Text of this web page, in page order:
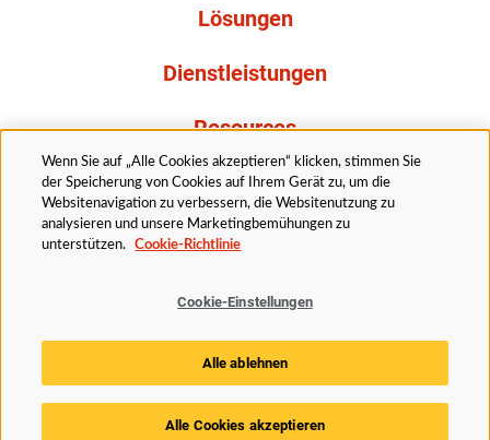
Lösungen
Dienstleistungen
Resources
Über uns
Rechtliches Datenschutzerklärung
Barrierefreiheit
Cookie Richtlinie
Cookie-Einstellungen
© 2025 Husky Technologies. Alle Rechte vorbehalten.
Wenn Sie auf „Alle Cookies akzeptieren“ klicken, stimmen Sie
der Speicherung von Cookies auf Ihrem Gerät zu, um die
Websitenavigation zu verbessern, die Websitenutzung zu
analysieren und unsere Marketingbemühungen zu
unterstützen.
Cookie-Richtlinie
Cookie-Einstellungen
Alle ablehnen
Alle Cookies akzeptieren